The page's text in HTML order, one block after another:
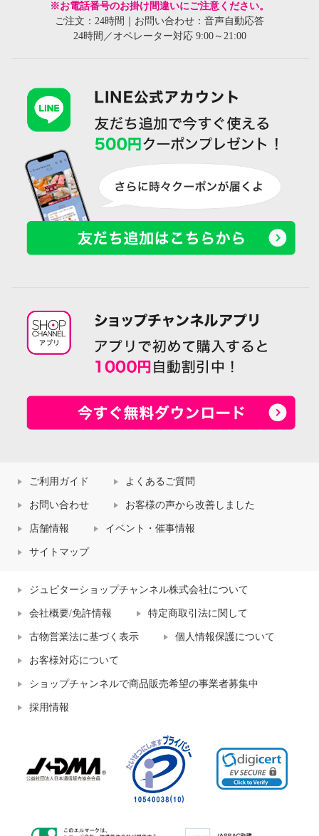
※お電話番号のお掛け間違いにご注意ください。
ご注文：24時間｜お問い合わせ：音声自動応答
24時間／オペレーター対応 9:00～21:00
ご利用ガイド よくあるご質問
お問い合わせ お客様の声から改善しました
店舗情報 イベント・催事情報
サイトマップ
ジュピターショップチャンネル株式会社について
会社概要/免許情報 特定商取引法に関して
古物営業法に基づく表示 個人情報保護について
お客様対応について
ショップチャンネルで商品販売希望の事業者募集中
採用情報